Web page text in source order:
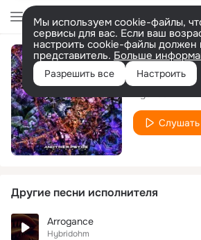
Мы используем cookie-файлы,
сервисы для вас. Если ваш
настроить cookie-файлы должен
представитель. Больше
Разрешить все Настроить
Atonal
Слушать
Другие песни исполнителя
Arrogance
Hybridohm